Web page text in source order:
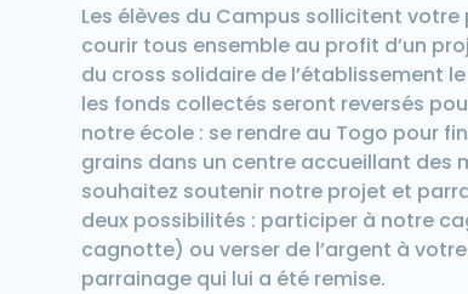
Les élèves du Campus sollicitent votre
courir tous ensemble au profit d’un
du cross solidaire de l’établissement
les fonds collectés seront reversés
notre école : se rendre au Togo pour
grains dans un centre accueillant des
souhaitez soutenir notre projet et
deux possibilités : participer à notre
cagnotte) ou verser de l’argent à
parrainage qui lui a été remise.